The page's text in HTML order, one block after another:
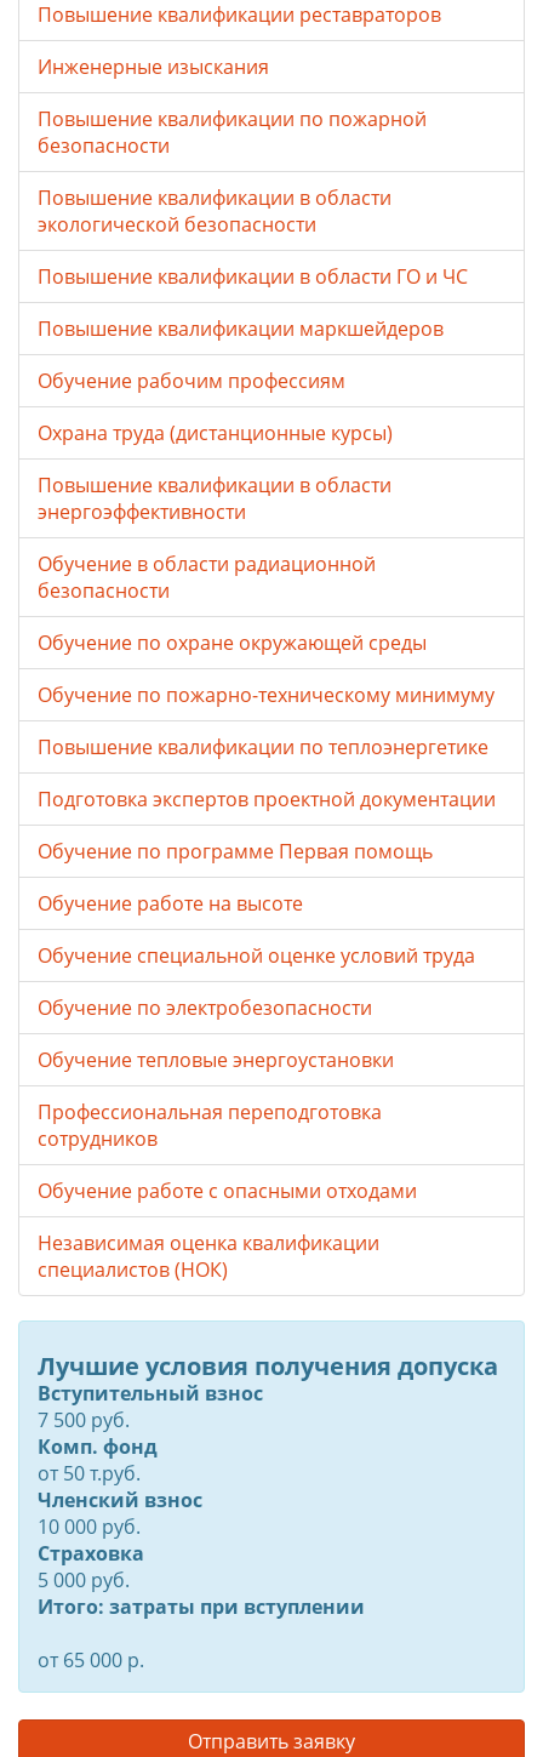
Повышение квалификации реставраторов
Инженерные изыскания
Повышение квалификации по пожарной
безопасности
Повышение квалификации в области
экологической безопасности
Повышение квалификации в области ГО и ЧС
Повышение квалификации маркшейдеров
Обучение рабочим профессиям
Охрана труда (дистанционные курсы)
Повышение квалификации в области
энергоэффективности
Обучение в области радиационной
безопасности
Обучение по охране окружающей среды
Обучение по пожарно-техническому минимуму
Повышение квалификации по теплоэнергетике
Подготовка экспертов проектной документации
Обучение по программе Первая помощь
Обучение работе на высоте
Обучение специальной оценке условий труда
Обучение по электробезопасности
Обучение тепловые энергоустановки
Профессиональная переподготовка
сотрудников
Обучение работе с опасными отходами
Независимая оценка квалификации
специалистов (НОК)
Лучшие условия получения допуска
Вступительный взнос
7 500 руб.
Комп. фонд
от50т.руб.
Членский взнос
10 000 руб.
Страховка
5 000 руб.
Итого: затраты при вступлении
от 65 000 р.
Отправить заявку